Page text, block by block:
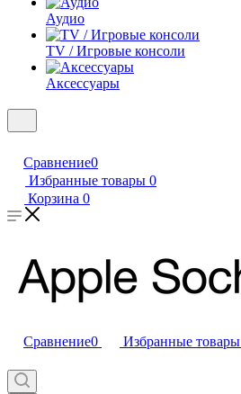
Аудио
TV / Игровые консоли
Аксессуары
Сравнение0
Избранные товары 0
Корзина 0
Сравнение0 Избранные товары